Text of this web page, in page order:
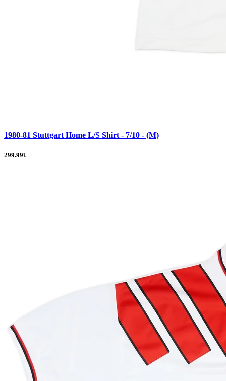
1980-81 Stuttgart Home L/S Shirt - 7/10 - (M)
299.99£